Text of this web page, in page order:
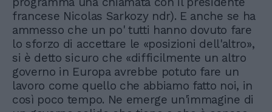
francese Nicolas Sarkozy ndr). E anche se ha
ammesso che un po' tutti hanno dovuto fare
lo sforzo di accettare le «posizioni dell'altro»,
si è detto sicuro che «difficilmente un altro
governo in Europa avrebbe potuto fare un
lavoro come quello che abbiamo fatto noi, in
così poco tempo. Ne emerge un'immagine di